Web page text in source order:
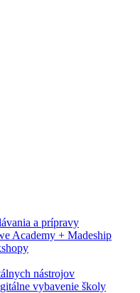
a prípravy
Academy + Madeship
nástrojov
vybavenie školy